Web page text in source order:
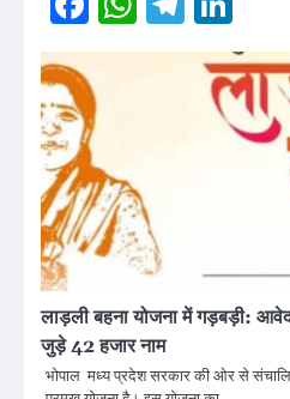
लाड़ली बहना योजना में गड़बड़ी:
जुड़े 42 हजार नाम
भोपाल मध्य प्रदेश सरकार की ओर से